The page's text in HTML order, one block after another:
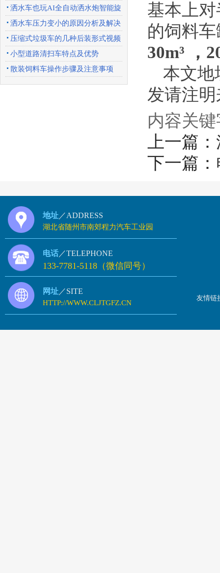
洒水车也玩AI全自动洒水炮智能旋
转喷头优势特点
洒水车压力变小的原因分析及解决
办法
压缩式垃圾车的几种后装形式视频
展示
小型道路清扫车特点及优势
散装饲料车操作步骤及注意事项
基本上
的饲料
30m³ ，
本文地
发请注
内容关
上一篇：
下一篇：
地址 ／ADDRESS
湖北省随州市南郊程力汽车工业园
电话 ／TELEPHONE
133-7781-5118（微信同号）
网址 ／SITE
HTTP://WWW.CLJTGFZ.CN
友情链